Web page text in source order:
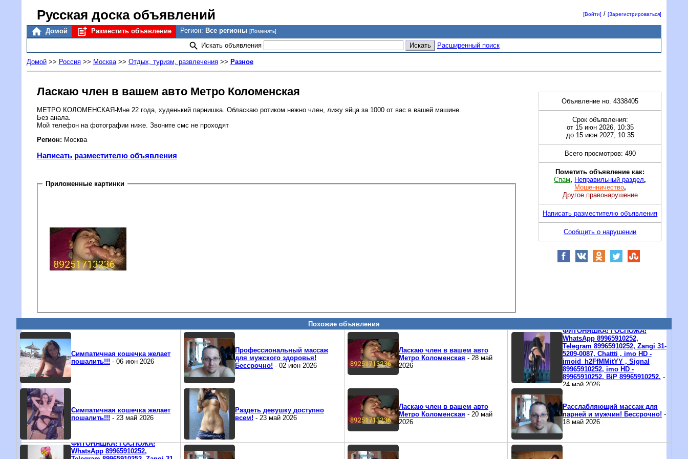
Русская доска объявлений [Войти] /[Зарегистрироваться]
Домой Разместить объявление Регион: Все регионы [Поменять]
Искать объявления Расширенный поиск
Домой>> Россия>> Москва>> Отдых, туризм, развлечения>> Разное
Ласкаю член в вашем авто Метро Коломенская
МЕТРО КОЛОМЕНСКАЯ-Мне 22 года, худенький парнишка. Обласкаю ротиком нежно член, лижу яйца за 1000 от вас в вашей машине.
Без анала.
Мой телефон на фотографии ниже. Звоните смс не проходят
Регион: Москва
Написать разместителю объявления
Приложенные картинки
Объявление но. 4338405
Срок объявления:
от 15 июн 2026, 10:35
до 15 июн 2027, 10:35
Всего просмотров: 490
Пометить объявление как:
Спам, Неправильный раздел,
Мошенничество,
Другое правонарушение
Написать разместителю объявления
Сообщить о нарушении
Похожие объявления
Симпатичная кошечка желает
пошалить!!! - 06 июн 2026
Профессиональный массаж
для мужского здоровья!
Бессрочно! - 02 июн 2026
Ласкаю член в вашем авто
Метро Коломенская - 28 май
2026
ФИТОНЯШКА! ГОСПОЖА!
WhatsApp 89965910252,
Telegram 89965910252, Zangi 31-
5209-0087, Chattti , imo HD -
imoid_h2FfMMitYY , Signal
89965910252, imo HD -
89965910252, BiP 89965910252. -
24 май 2026
Симпатичная кошечка желает
пошалить!!! - 23 май 2026
Раздеть девушку доступно
всем! - 23 май 2026
Ласкаю член в вашем авто
Метро Коломенская - 20 май
2026
Расслабляющий массаж для
парней и мужчин! Бессрочно! -
18 май 2026
ФИТОНЯШКА! ГОСПОЖА!
WhatsApp 89965910252,